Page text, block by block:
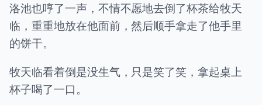
洛池也哼了一声，不情不愿地去倒了杯茶给牧天
临，重重地放在他面前，然后顺手拿走了他手里
的饼干。
牧天临看着倒是没生气，只是笑了笑，拿起桌上
杯子喝了一口。